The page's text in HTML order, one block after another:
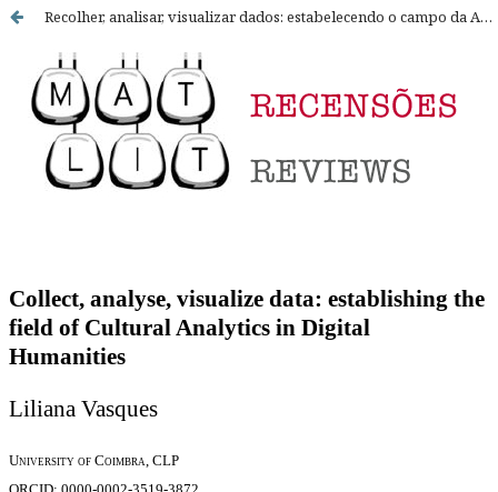
Recolher, analisar, visualizar dados: estabelecendo o campo da Analítica Cultural nas Humanidades Digitais